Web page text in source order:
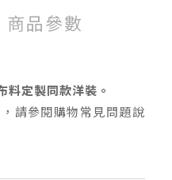
商品參數
料定製同款洋裝。
，請參閱購物常見問題說